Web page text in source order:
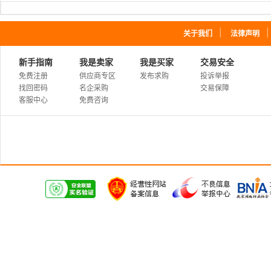
关于我们 法律声明
新手指南
免费注册
找回密码
客服中心
我是卖家
供应商专区
名企采购
免费咨询
我是买家
发布求购
交易安全
投诉举报
交易保障